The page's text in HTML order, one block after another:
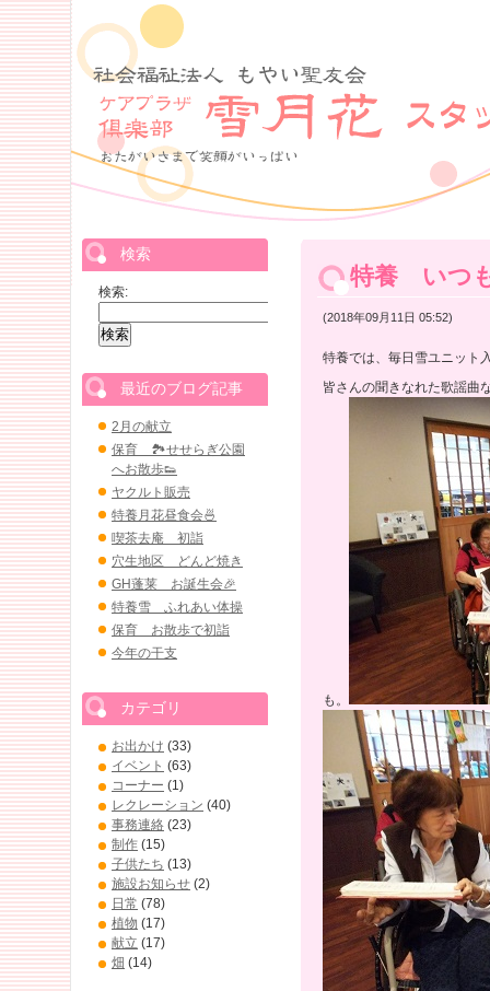
特養 いつ
(2018年09月11日 05:52)
特養では、毎日雪ユニット
皆さんの聞きなれた歌謡曲
も。
検索
検索:
最近のブログ記事
2月の献立
保育 🏞せせらぎ公園
へお散歩👟
ヤクルト販売
特養月花昼食会🍜
喫茶去庵 初詣
穴生地区 どんど焼き
GH蓬莱 お誕生会🎉
特養雪 ふれあい体操
保育 お散歩で初詣
今年の干支
カテゴリ
お出かけ (33)
イベント (63)
コーナー (1)
レクレーション (40)
事務連絡 (23)
制作 (15)
子供たち (13)
施設お知らせ (2)
日常 (78)
植物 (17)
献立 (17)
畑 (14)